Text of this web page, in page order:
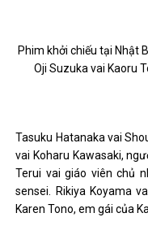
Phim khởi chiếu tại Nhật
Oji Suzuka vai Kaoru
Tasuku Hatanaka vai
vai Koharu Kawasaki,
Terui vai giáo viên chủ
sensei. Rikiya Koyama
Karen Tono, em gái của